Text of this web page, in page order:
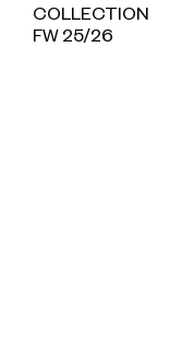
COLLECTION
FW 25/26